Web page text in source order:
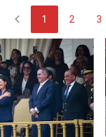
chevron_left 1 2 3